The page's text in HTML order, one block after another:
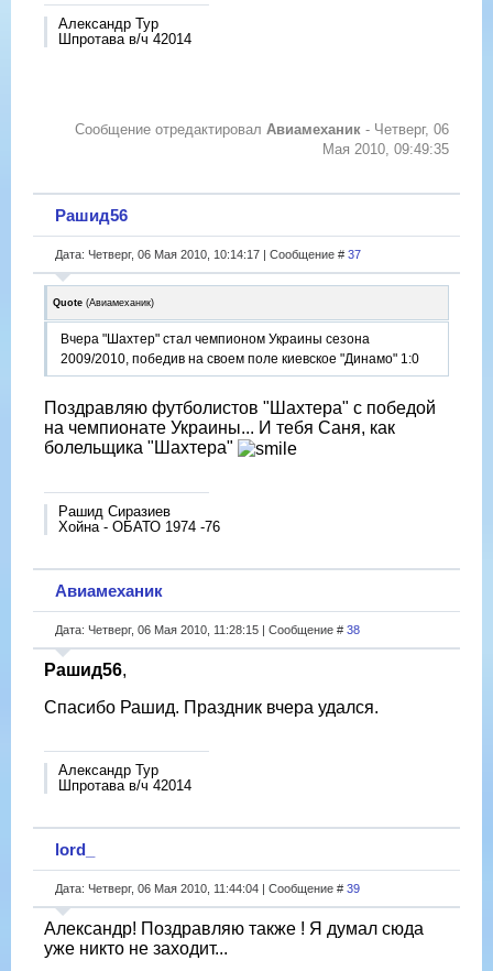
Александр Тур
Шпротава в/ч 42014
Сообщение отредактировал Авиамеханик - Четверг, 06
Мая 2010, 09:49:35
Рашид56
Дата: Четверг, 06 Мая 2010, 10:14:17 | Сообщение # 37
Quote (Авиамеханик)
Вчера "Шахтер" стал чемпионом Украины сезона
2009/2010, победив на своем поле киевское "Динамо" 1:0
Поздравляю футболистов "Шахтера" с победой
на чемпионате Украины... И тебя Саня, как
болельщика "Шахтера"
Рашид Сиразиев
Хойна - ОБАТО 1974 -76
Авиамеханик
Дата: Четверг, 06 Мая 2010, 11:28:15 | Сообщение # 38
Рашид56,
Спасибо Рашид. Праздник вчера удался.
Александр Тур
Шпротава в/ч 42014
lord_
Дата: Четверг, 06 Мая 2010, 11:44:04 | Сообщение # 39
Александр! Поздравляю также ! Я думал сюда
уже никто не заходит...